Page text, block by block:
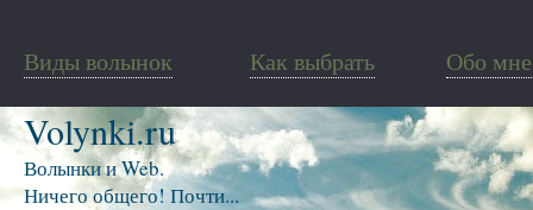
Виды волынок Как выбрать Обо мне
Volynki.ru
Волынки и Web.
Ничего общего! Почти...